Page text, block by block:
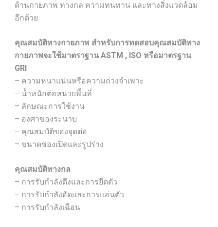
ด้านกายภาพ ทางกล ความทนทาน และทางสิ่งแวดล้อม
อีกด้วย
คุณสมบัติทางกายภาพ สำหรับการทดสอบคุณสมบัติทาง
กายภาพจะใช้มาตราฐาน ASTM , ISO หรือมาตรฐาน
GRI
– ความหนาแน่นหรือความถ่วงจำเพาะ
– น้ำหนักต่อหน่วยพื้นที่
– ลักษณะการใช้งาน
– องศาของระนาบ
– คุณสมบัติของจุดต่อ
– ขนาดช่องเปิดและรูปร่าง
คุณสมบัติทางกล
– การรับกำลังดึงและการยืดตัว
– การรับกำลังอัดและการแอ่นตัว
– การรับกำลังเฉือน